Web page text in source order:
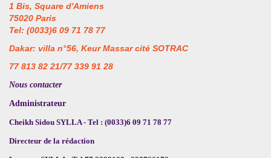
1 Bis, Square d'Amiens
75020 Paris
Tel: (0033)6 09 71 78 77
Dakar: villa n°56, Keur Massar cité SOTRAC
77 813 82 21/77 339 91 28
Nous contacter
Administrateur
Cheikh Sidou SYLLA - Tel : (0033)6 09 71 78 77
Directeur de la rédaction